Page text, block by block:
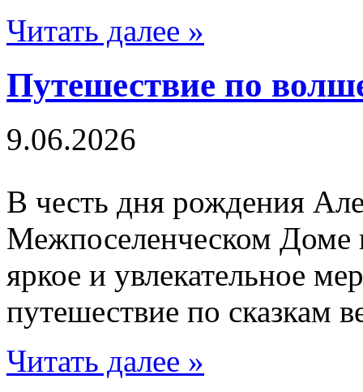
Читать далее »
Путешествие по
9.06.2026
В честь дня рождения
Межпоселенческом Доме
яркое и увлекательное
путешествие по сказкам
Читать далее »